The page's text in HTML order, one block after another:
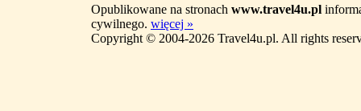
Opublikowane na stronach www.travel4u.pl
cywilnego. więcej »
Copyright © 2004-2026 Travel4u.pl. All rights